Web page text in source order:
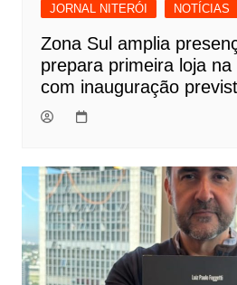
JORNAL NITERÓI NOTÍCIAS
Zona Sul amplia
prepara primeira loja
com inauguração